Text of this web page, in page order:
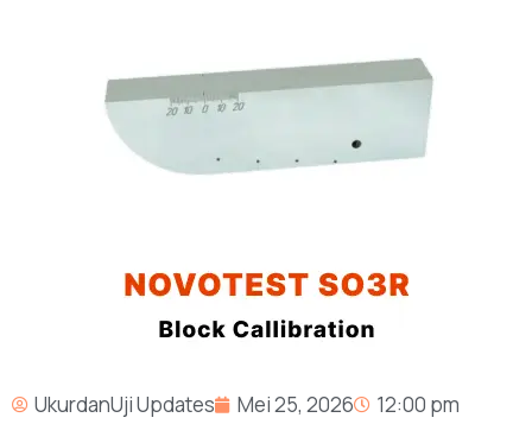
UkurdanUji Updates Mei 25, 2026
12:00 pm